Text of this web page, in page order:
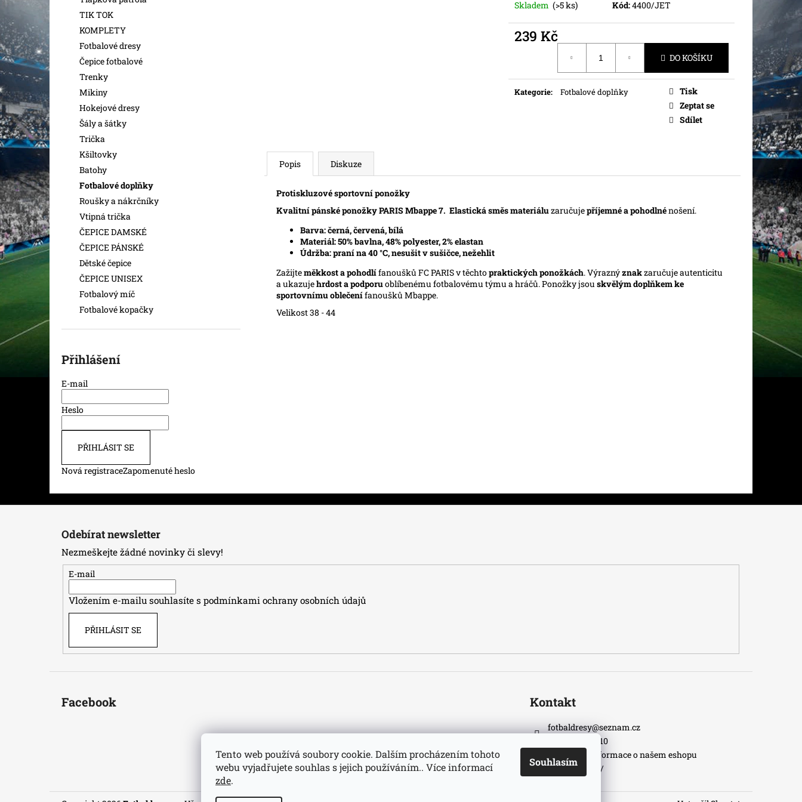
Tento web používá soubory cookie. Dalším procházením tohoto
webu vyjadřujete souhlas s jejich používáním.. Více informací
zde.
Souhlasím
TIK TOK
KOMPLETY
Fotbalové dresy
Čepice fotbalové
Trenky
Mikiny
Hokejové dresy
Šály a šátky
Trička
Kšiltovky
Batohy
Fotbalové doplňky
Roušky a nákrčníky
Vtipná trička
ČEPICE DAMSKÉ
ČEPICE PÁNSKÉ
Dětské čepice
ČEPICE UNISEX
Fotbalový míč
Fotbalové kopačky
Přihlášení
E-mail
Heslo
PŘIHLÁSIT SE
Nová registraceZapomenuté heslo
Skladem (>5 ks) Kód:4400/JET
239 Kč
DO KOŠÍKU
Kategorie: Fotbalové doplňky
Tisk
Zeptat se
Sdílet
Popis Diskuze
Protiskluzové sportovní ponožky
Kvalitní pánské ponožky PARIS Mbappe 7. Elastická směsmateriáluzaručujepříjemné a pohodlnénošení.
Barva: černá, červená, bílá
Materiál: 50% bavlna, 48% polyester, 2% elastan
Údržba: praní na 40 °C, nesušit v sušičce, nežehlit
Zažijteměkkost a pohodlífanoušků FC PARIS v těchtopraktických ponožkách. Výraznýznakzaručuje autenticitu
a ukazujehrdost a podporuoblíbenému fotbalovému týmu a hráčů. Ponožky jsou skvělým doplňkemke
sportovnímu oblečenífanoušků Mbappe.
Velikost 38 - 44
Odebírat newsletter
Nezmeškejte žádné novinky či slevy!
E-mail
Vložením e-mailu souhlasíte s podmínkami ochrany osobních údajů
PŘIHLÁSIT SE
Facebook Kontakt
fotbaldresy@seznam.cz
+420733609510
Nejnovější informace o našem eshopu
fotbaldresycz/